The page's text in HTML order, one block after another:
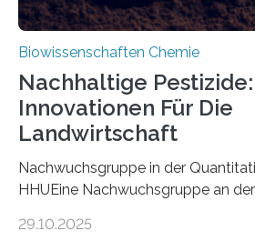
Biowissenschaften Chemie
Nachhaltige Pestizide:
Innovationen Für Die
Landwirtschaft
Nachwuchsgruppe in der
HHUEine Nachwuchsgruppe an
fünf Jahren erforschen, wie
29.10.2025